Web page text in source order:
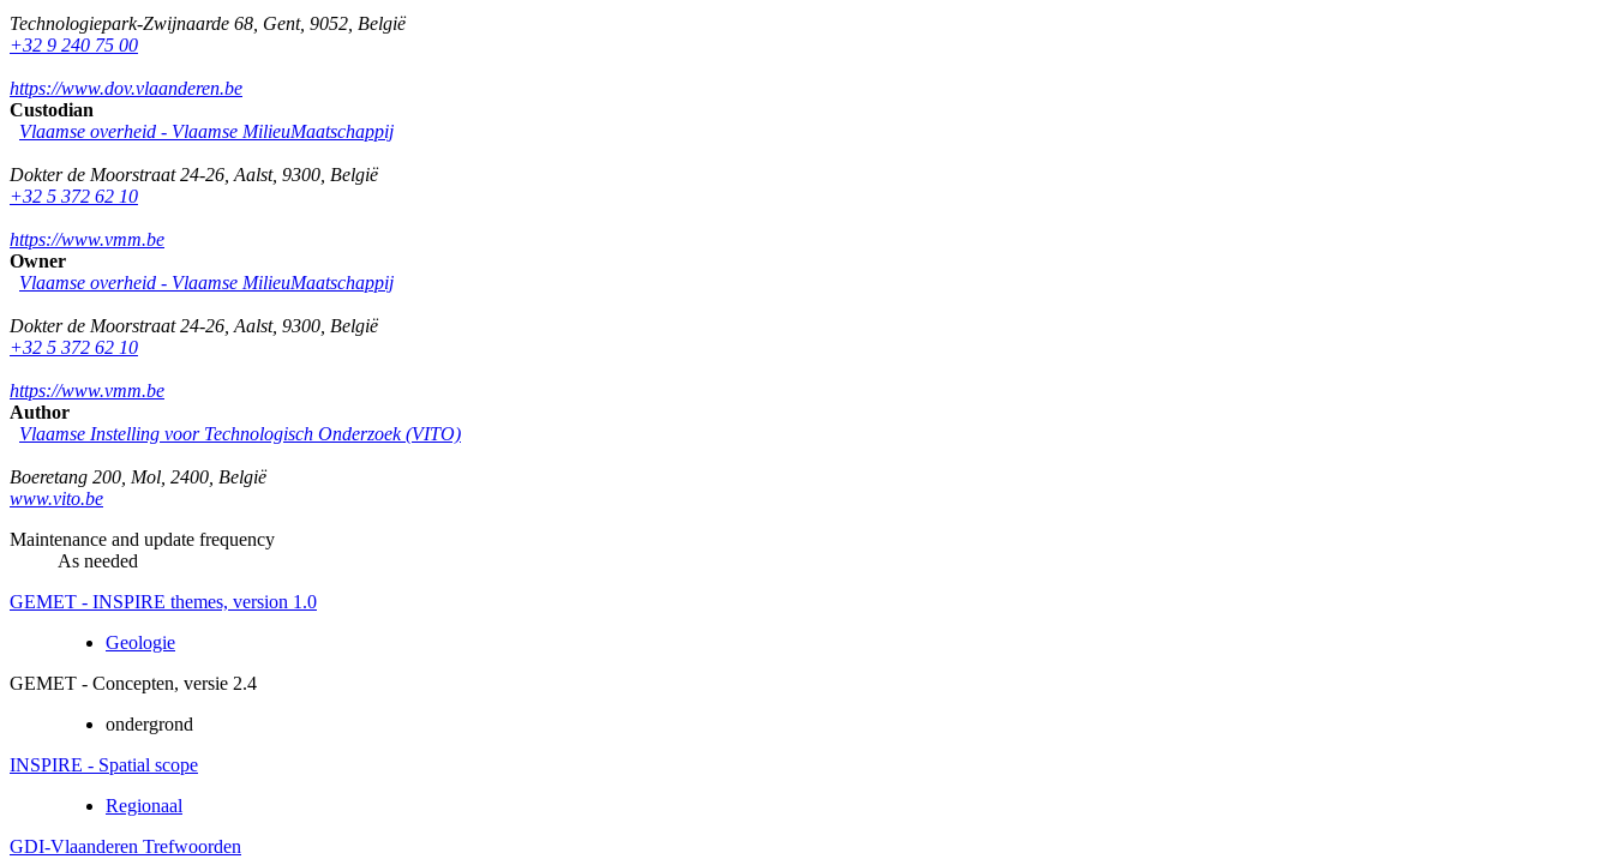
Technologiepark-Zwijnaarde 68 Gent, 9052 België
+32 9 240 75 00
https://www.dov.vlaanderen.be
Custodian
Vlaamse overheid - Vlaamse MilieuMaatschappij
Dokter de Moorstraat 24-26 Aalst, 9300 België
+32 5 372 62 10
https://www.vmm.be
Owner
Vlaamse overheid - Vlaamse MilieuMaatschappij
Dokter de Moorstraat 24-26 Aalst, 9300 België
+32 5 372 62 10
https://www.vmm.be
Author
Vlaamse Instelling voor Technologisch Onderzoek (VITO)
Boeretang 200 Mol 2400 België
www.vito.be
Maintenance and update frequency
As needed
GEMET - INSPIRE themes, version 1.0
Geologie
GEMET - Concepten, versie 2.4
ondergrond
INSPIRE - Spatial scope
Regionaal
GDI-Vlaanderen Trefwoorden